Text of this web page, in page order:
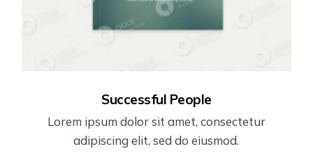
Successful People
Lorem ipsum dolor sit amet, consectetur
adipiscing elit, sed do eiusmod.